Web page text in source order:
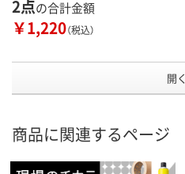
2点の合計金額
￥1,220（税込）
開く
商品に関連するページ